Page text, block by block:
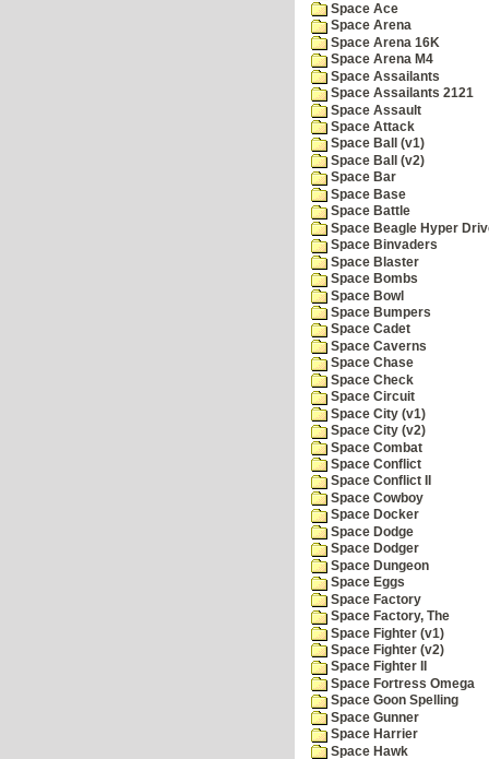
Space Ace
Space Arena
Space Arena 16K
Space Arena M4
Space Assailants
Space Assailants 2121
Space Assault
Space Attack
Space Ball (v1)
Space Ball (v2)
Space Bar
Space Base
Space Battle
Space Beagle Hyper
Space Binvaders
Space Blaster
Space Bombs
Space Bowl
Space Bumpers
Space Cadet
Space Caverns
Space Chase
Space Check
Space Circuit
Space City (v1)
Space City (v2)
Space Combat
Space Conflict
Space Conflict II
Space Cowboy
Space Docker
Space Dodge
Space Dodger
Space Dungeon
Space Eggs
Space Factory
Space Factory, The
Space Fighter (v1)
Space Fighter (v2)
Space Fighter II
Space Fortress Omega
Space Goon Spelling
Space Gunner
Space Harrier
Space Hawk